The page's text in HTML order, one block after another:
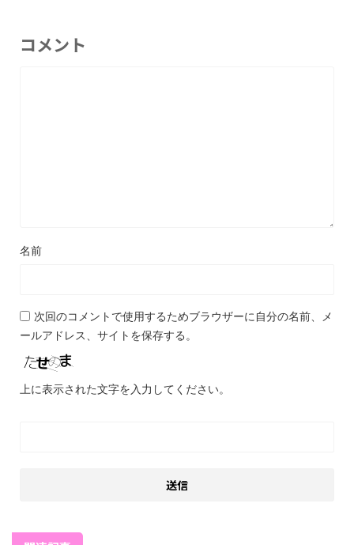
コメント
名前
次回のコメントで使用するためブラウザーに自分の名前、メ
ールアドレス、サイトを保存する。
上に表示された文字を入力してください。